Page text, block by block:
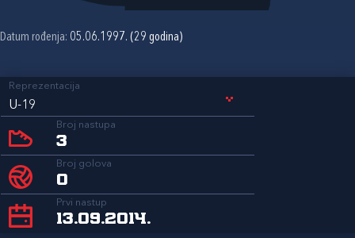
Datum rođenja: 05.06.1997. (29 godina)
Reprezentacija
U-19
Broj nastupa
3
Broj golova
0
Prvi nastup
13.09.2014.